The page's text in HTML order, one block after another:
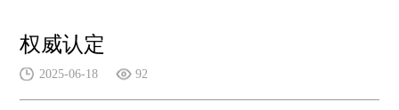
权威认定
2025-06-18 92